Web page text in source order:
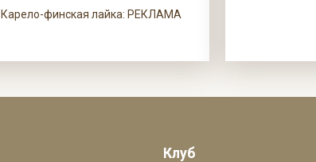
Карело-финская лайка: РЕКЛАМА
Клуб